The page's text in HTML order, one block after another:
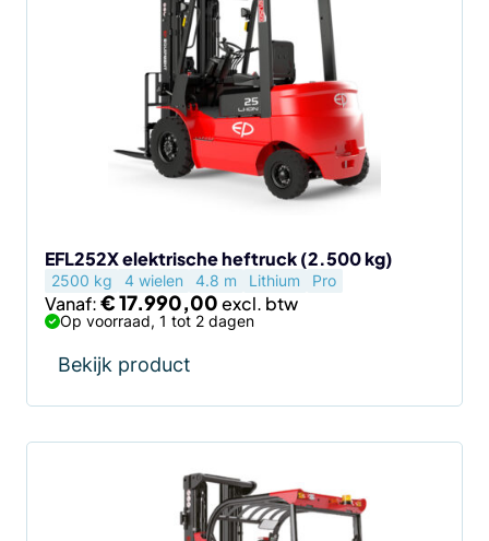
EFL252X elektrische heftruck (2.500 kg)
2500 kg 4 wielen 4.8 m Lithium Pro
Vanaf:€17.990,00
Op voorraad, 1 tot 2 dagen
Bekijk product